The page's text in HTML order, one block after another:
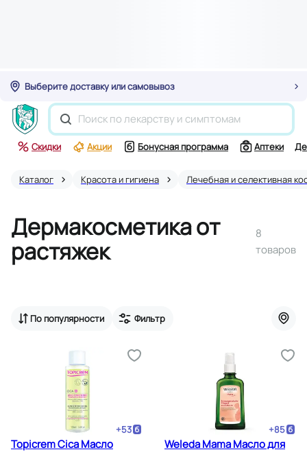
Выберите доставку или самовывоз
Скидки Акции Бонусная программа Аптеки
Каталог Красота и гигиена Лечебная и селективная
Дермакосметика от
растяжек
8
товаров
По популярности Фильтр
+53
Topicrem Cica Масло
+85
Weleda Mama Масло для